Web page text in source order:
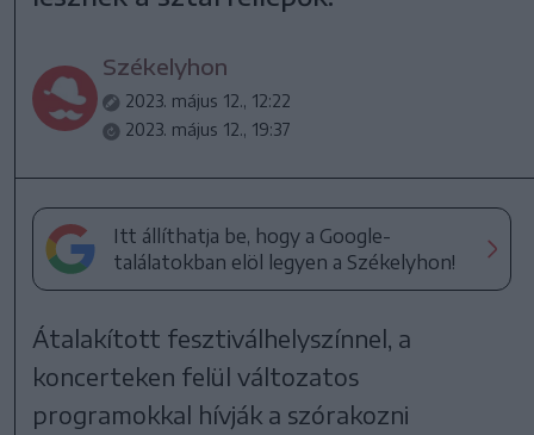
Székelyhon
2023. május 12., 12:22
2023. május 12., 19:37
Itt állíthatja be, hogy a Google-
találatokban elöl legyen a Székelyhon!
Átalakított fesztiválhelyszínnel, a
koncerteken felül változatos
programokkal hívják a szórakozni